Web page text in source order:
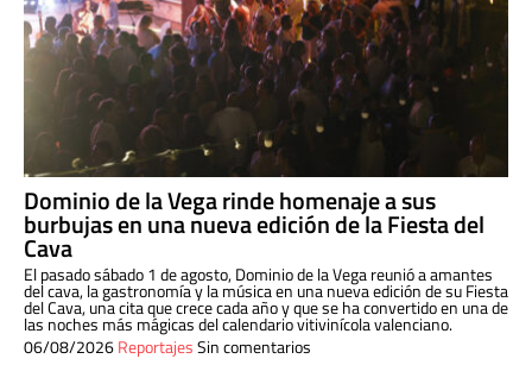
Dominio de la Vega rinde homenaje a sus
burbujas en una nueva edición de la Fiesta del
Cava
El pasado sábado 1 de agosto, Dominio de la Vega reunió a amantes
del cava, la gastronomía y la música en una nueva edición de su Fiesta
del Cava, una cita que crece cada año y que se ha convertido en una de
las noches más mágicas del calendario vitivinícola valenciano.
06/08/2026ReportajesSin comentarios